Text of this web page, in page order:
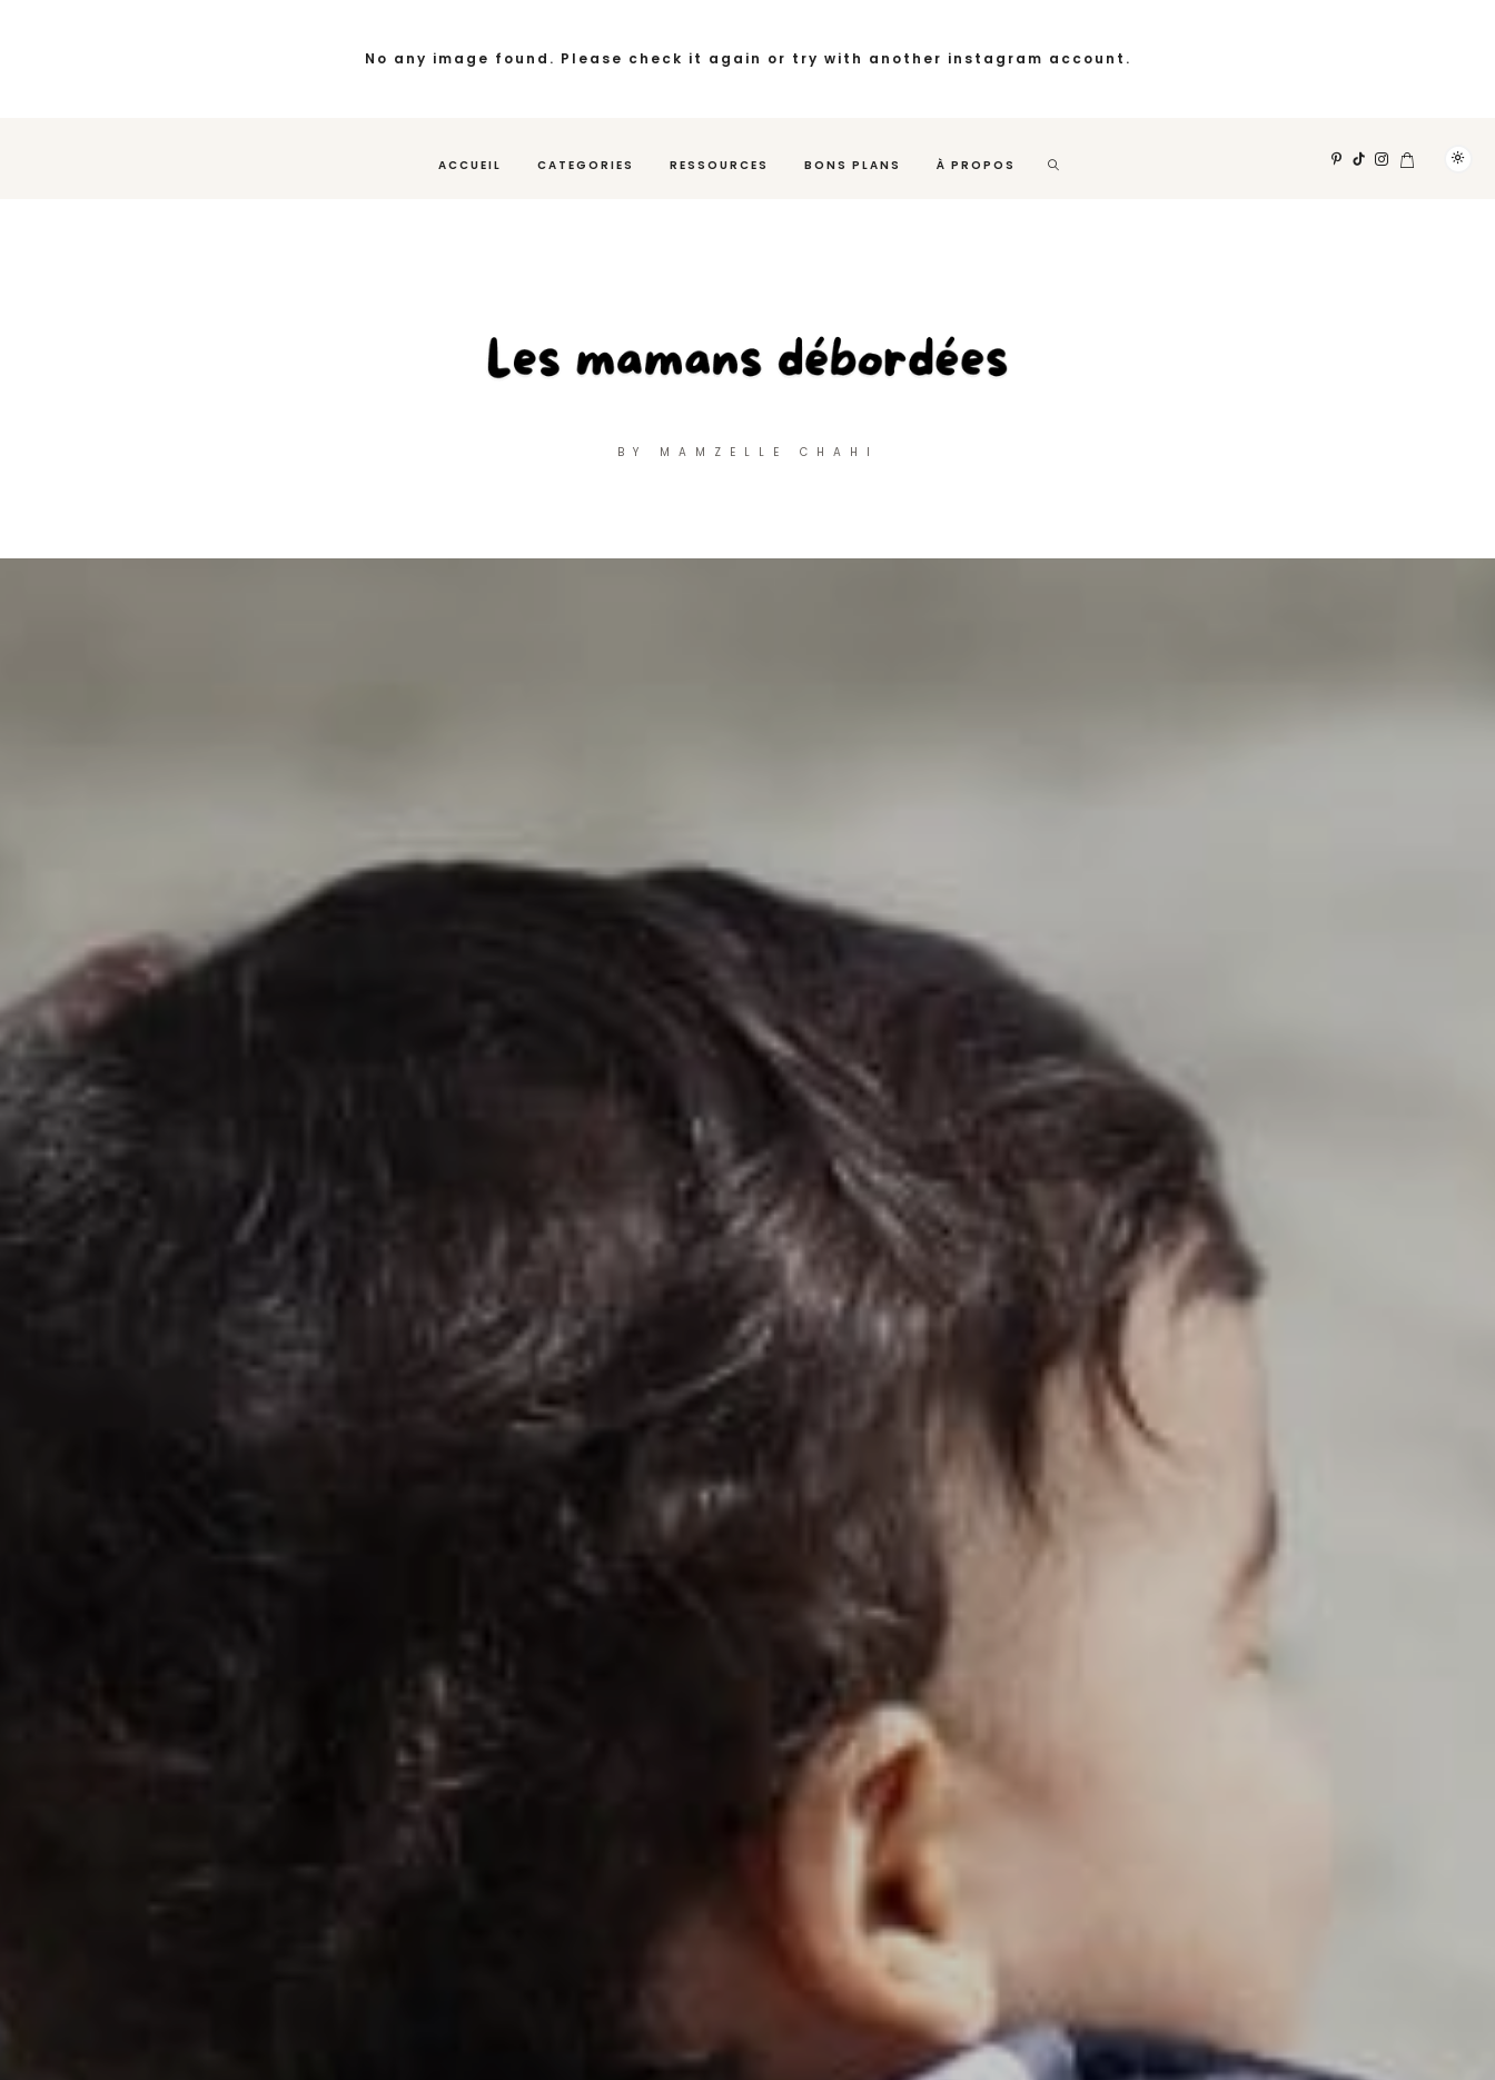
No any image found. Please check it again or try with another instagram account.
ACCUEIL CATEGORIES RESSOURCES BONS PLANS À PROPOS
BY MAMZELLE CHAHI